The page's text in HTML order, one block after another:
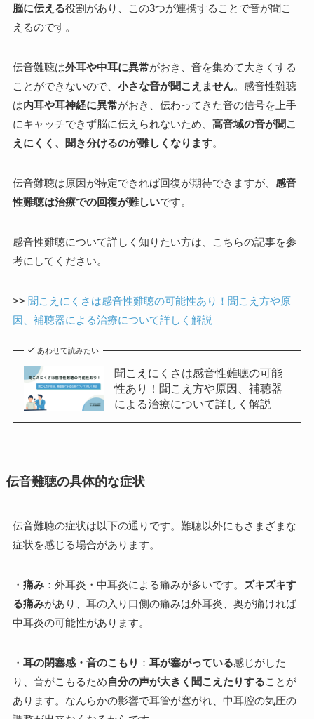
脳に伝える役割があり、この3つが連携することで音が聞こ
えるのです。
伝音難聴は外耳や中耳に異常がおき、音を集めて大きくする
ことができないので、 小さな音が聞こえません。感音性難聴
は内耳や耳神経に異常がおき、伝わってきた音の信号を上手
にキャッチできず脳に伝えられないため、 高音域の音が聞こ
えにくく、聞き分けるのが難しくなります。
伝音難聴は原因が特定できれば回復が期待できますが、 感音
性難聴は治療での回復が難しいです。
感音性難聴について詳しく知りたい方は、こちらの記事を参
考にしてください。
>> 聞こえにくさは感音性難聴の可能性あり！聞こえ方や原
因、補聴器による治療について詳しく解説
あわせて読みたい
聞こえにくさは感音性難聴の可能
性あり！聞こえ方や原因、補聴器
による治療について詳しく解説
伝音難聴の具体的な症状
伝音難聴の症状は以下の通りです。難聴以外にもさまざまな
症状を感じる場合があります。
・ 痛み：外耳炎・中耳炎による痛みが多いです。
ズキズキす
る痛みがあり、耳の入り口側の痛みは外耳炎、奥が痛ければ
中耳炎の可能性があります。
・ 耳の閉塞感・音のこもり ： 耳が塞がっている感じがした
り、音がこもるため自分の声が大きく聞こえたりすることが
あります。なんらかの影響で耳管が塞がれ、中耳腔の気圧の